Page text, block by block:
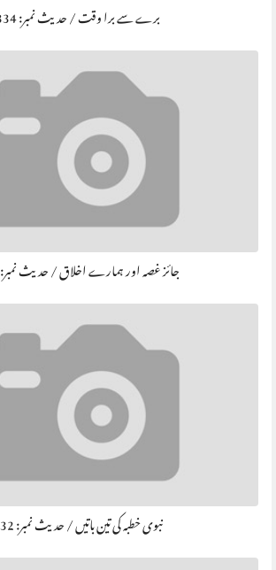
برے سے برا وقت / حديث نمبر: 334
جائز غصہ اور ہمارے اخلاق / حديث نمبر: 333
نبوی خطبہ کی تین باتیں / حديث نمبر: 332